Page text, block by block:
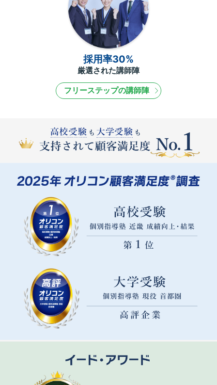
採用率30%
厳選された講師陣
フリーステップの講師陣